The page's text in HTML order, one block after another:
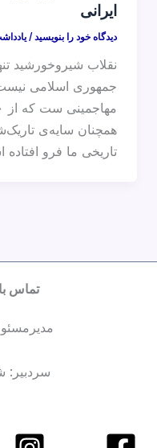
ایرانی
دیدگاه‌ خود را بنویسید /
نقلاب شیروخورشید
جمهوری اسلامی
همچنان سایه‌ی
تاریخی ما فرو
تماس
سردبیر: